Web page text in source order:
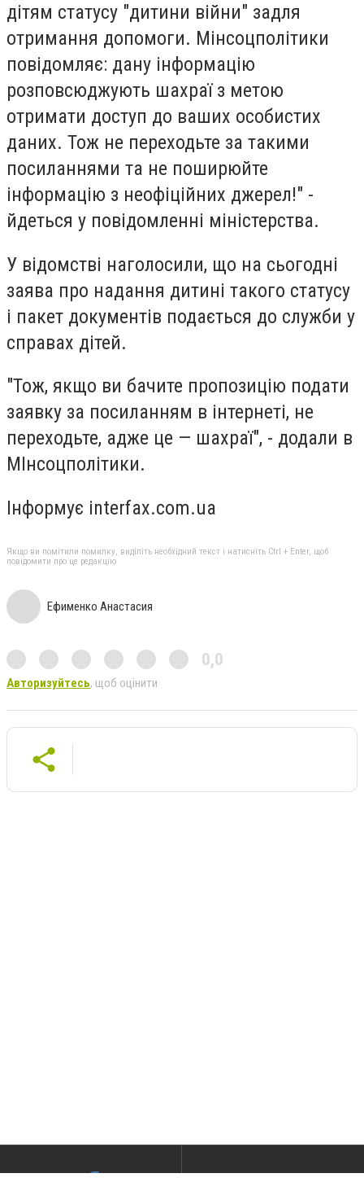
дітям статусу "дитини війни" задля
отримання допомоги. Мінсоцполітики
повідомляє: дану інформацію
розповсюджують шахраї з метою
отримати доступ до ваших особистих
даних. Тож не переходьте за такими
посиланнями та не поширюйте
інформацію з неофіційних джерел!" -
йдеться у повідомленні міністерства.
У відомстві наголосили, що на сьогодні
заява про надання дитині такого статусу
і пакет документів подається до служби у
справах дітей.
"Тож, якщо ви бачите пропозицію подати
заявку за посиланням в інтернеті, не
переходьте, адже це — шахраї", - додали в
МІнсоцполітики.
Інформує interfax.com.ua
Якщо ви помітили помилку, виділіть необхідний текст і натисніть Ctrl + Enter, щоб
повідомити про це редакцію
Ефименко Анастасия
0,0
Авторизуйтесь, щоб оцінити